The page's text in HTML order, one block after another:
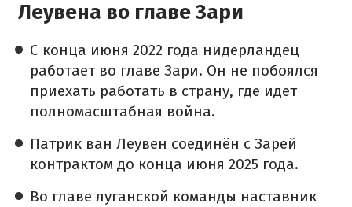
Леувена во главе Зари
С конца июня 2022 года нидерландец
работает во главе Зари. Он не побоялся
приехать работать в страну, где идет
полномасштабная война.
Патрик ван Леувен соединён с Зарей
контрактом до конца июня 2025 года.
Во главе луганской команды наставник